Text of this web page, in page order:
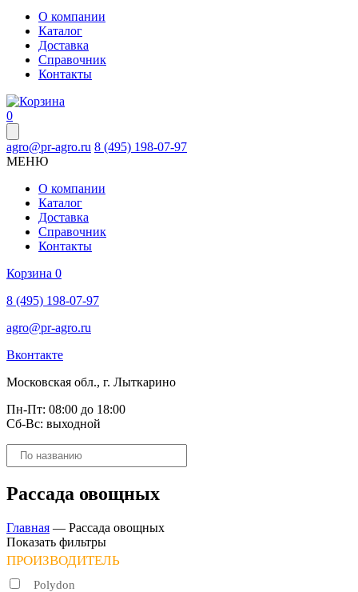
О компании
Каталог
Доставка
Справочник
Контакты
0
agro@pr-agro.ru 8 (495) 198-07-97
МЕНЮ
О компании
Каталог
Доставка
Справочник
Контакты
Корзина 0
8 (495) 198-07-97
agro@pr-agro.ru
Вконтакте
Московская обл., г. Лыткарино
Пн-Пт: 08:00 до 18:00
Сб-Вс: выходной
Поиск
товаров
Рассада овощных
Главная — Рассада овощных
Показать фильтры
ПРОИЗВОДИТЕЛЬ
Polydon